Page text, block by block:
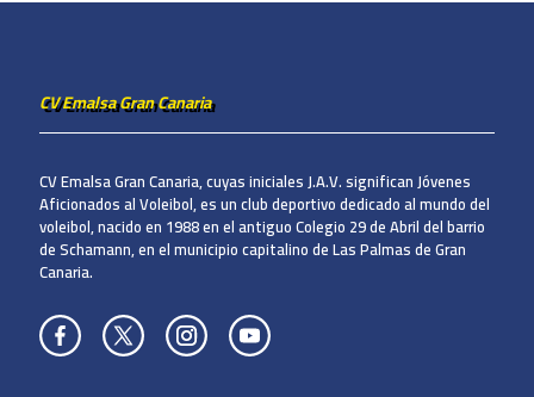
CV Emalsa Gran Canaria
CV Emalsa Gran Canaria, cuyas iniciales J.A.V. significan Jóvenes
Aficionados al Voleibol, es un club deportivo dedicado al mundo del
voleibol, nacido en 1988 en el antiguo Colegio 29 de Abril del barrio
de Schamann, en el municipio capitalino de Las Palmas de Gran
Canaria.